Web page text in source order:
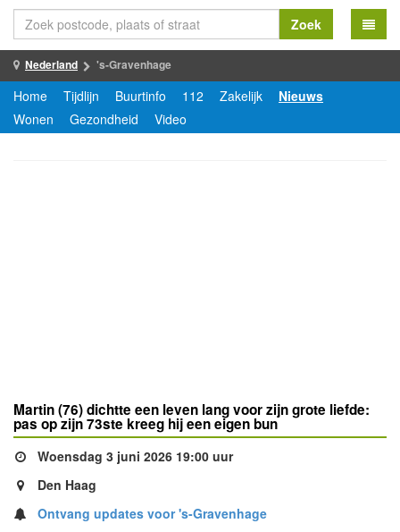
Zoek
Nederland 's-Gravenhage
Home Tijdlijn Buurtinfo 112 Zakelijk
Nieuws
Wonen
Gezondheid Video
Martin (76) dichtte een leven lang voor zijn grote liefde:
pas op zijn 73ste kreeg hij een eigen bun
Woensdag 3 juni 2026 19:00 uur
Den Haag
Ontvang updates voor 's-Gravenhage